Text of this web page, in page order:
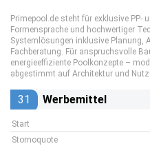
Primepool.de steht für exklusive PP-
Formensprache und hochwertiger
Systemlösungen inklusive Planung,
Fachberatung. Für anspruchsvolle
energieeffiziente Poolkonzepte –
abgestimmt auf Architektur und
31 Werbemittel
Start
Stornoquote